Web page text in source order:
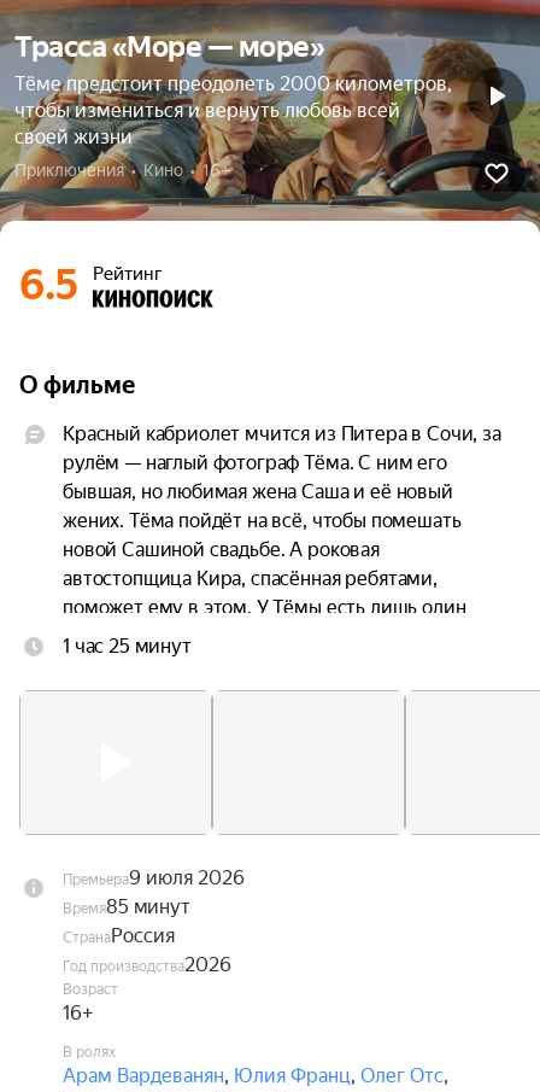
Трасса «Море — море»
Тёме предстоит преодолеть 2000 километров,
чтобы измениться и вернуть любовь всей
своей жизни
Приключения  •  Кино  •  16+
6.5 Рейтинг
О фильме
Красный кабриолет мчится из Питера в Сочи, за
рулём — наглый фотограф Тёма. С ним его
бывшая, но любимая жена Саша и её новый
жених. Тёма пойдёт на всё, чтобы помешать
новой Сашиной свадьбе. А роковая
автостопщица Кира, спасённая ребятами,
поможет ему в этом. У Тёмы есть лишь один
путь через всю страну, чтобы измениться и
тормоза.
1 час 25 минут
Премьера9 июля 2026
Время85 минут
СтранаРоссия
Год производства2026
Возраст
16+
В ролях
Арам Вардеванян, Юлия Франц, Олег Отс,